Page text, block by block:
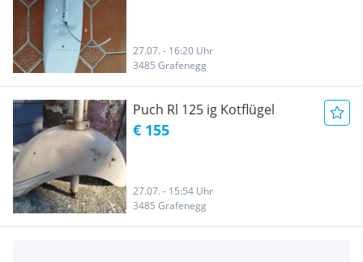
27.07. - 16:20 Uhr
3485 Grafenegg
Puch Rl 125 ig Kotflügel
€ 155
27.07. - 15:54 Uhr
3485 Grafenegg